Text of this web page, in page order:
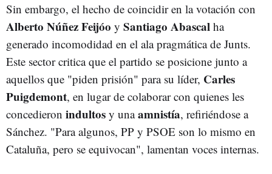
Sin embargo, el hecho de coincidir en la votación con
Alberto Núñez Feijóo y Santiago Abascal ha
generado incomodidad en el ala pragmática de Junts.
Este sector critica que el partido se posicione junto a
aquellos que "piden prisión" para su líder, Carles
Puigdemont, en lugar de colaborar con quienes les
concedieron indultos y unaamnistía, refiriéndose a
Sánchez. "Para algunos, PP y PSOE son lo mismo en
Cataluña, pero se equivocan", lamentan voces internas.